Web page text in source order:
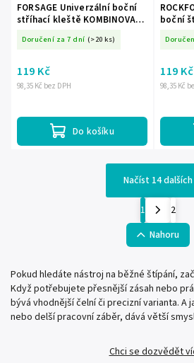
FORSAGE Univerzální boční
stříhací kleště KOMBINOVANÉ
Doručení za 7 dní (>20 ks)
98,35 Kč bez DPH
119 Kč
Do košíku
boční
98,35 Kč
119 Kč
Načíst 14 dalších
1
2
Nahoru
Pokud hledáte nástroj na běžné štípání,
Když potřebujete přesnější zásah nebo
bývá vhodnější čelní či precizní varianta. A
nebo delší pracovní záběr, dává větší
Chci se dozvědět